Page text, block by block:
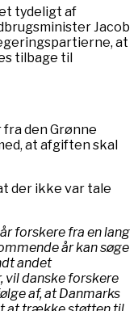
tydeligt af
Jacob
at
tilbage til
den Grønne
at afgiften skal
der ikke var tale
forskere fra en lang
år kan søge
andet
vil danske forskere
af, at Danmarks